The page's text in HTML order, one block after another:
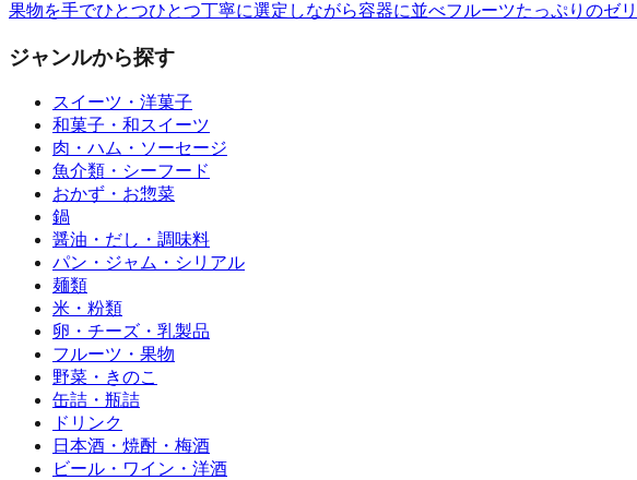
果物を手でひとつひとつ丁寧に選定しながら容器に並べフルーツたっぷりのゼ
ジャンルから探す
スイーツ・洋菓子
和菓子・和スイーツ
肉・ハム・ソーセージ
魚介類・シーフード
おかず・お惣菜
鍋
醤油・だし・調味料
パン・ジャム・シリアル
麺類
米・粉類
卵・チーズ・乳製品
フルーツ・果物
野菜・きのこ
缶詰・瓶詰
ドリンク
日本酒・焼酎・梅酒
ビール・ワイン・洋酒